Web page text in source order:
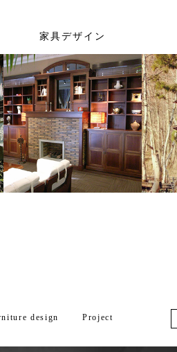
家具デザイン
design Project